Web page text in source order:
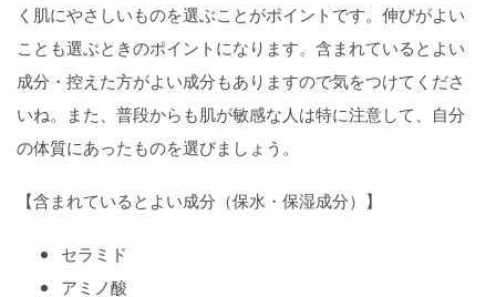
く肌にやさしいものを選ぶことがポイントです。伸びがよい
ことも選ぶときのポイントになります。含まれているとよい
成分・控えた方がよい成分もありますので気をつけてくださ
いね。また、普段からも肌が敏感な人は特に注意して、自分
の体質にあったものを選びましょう。
【含まれているとよい成分（保水・保湿成分）】
セラミド
アミノ酸